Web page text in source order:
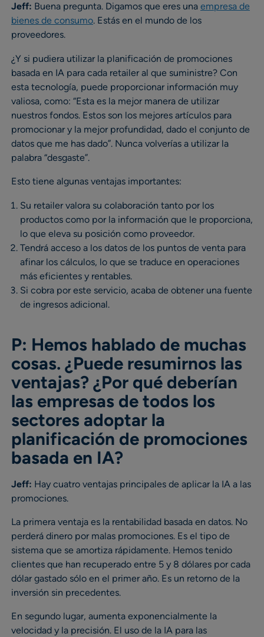
Jeff: Buena pregunta. Digamos que eres una empresa de
bienes de consumo. Estás en el mundo de los
proveedores.
¿Y si pudiera utilizar la planificación de promociones
basada en IA para cada retailer al que suministre? Con
esta tecnología, puede proporcionar información muy
valiosa, como: “Esta es la mejor manera de utilizar
nuestros fondos. Estos son los mejores artículos para
promocionar y la mejor profundidad, dado el conjunto de
datos que me has dado”. Nunca volverías a utilizar la
palabra “desgaste”.
Esto tiene algunas ventajas importantes:
Su retailer valora su colaboración tanto por los
productos como por la información que le proporciona,
lo que eleva su posición como proveedor.
Tendrá acceso a los datos de los puntos de venta para
afinar los cálculos, lo que se traduce en operaciones
más eficientes y rentables.
Si cobra por este servicio, acaba de obtener una fuente
de ingresos adicional.
P: Hemos hablado de muchas
cosas. ¿Puede resumirnos las
ventajas? ¿Por qué deberían
las empresas de todos los
sectores adoptar la
planificación de promociones
basada en IA?
Jeff: Hay cuatro ventajas principales de aplicar la IA a las
promociones.
La primera ventaja es la rentabilidad basada en datos. No
perderá dinero por malas promociones. Es el tipo de
sistema que se amortiza rápidamente. Hemos tenido
clientes que han recuperado entre 5 y 8 dólares por cada
dólar gastado sólo en el primer año. Es un retorno de la
inversión sin precedentes.
En segundo lugar, aumenta exponencialmente la
velocidad y la precisión. El uso de la IA para las